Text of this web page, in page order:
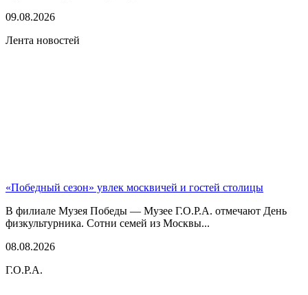
09.08.2026
Лента новостей
«Победный сезон» увлек москвичей и гостей столицы
В филиале Музея Победы — Музее Г.О.Р.А. отмечают День
физкультурника. Сотни семей из Москвы...
08.08.2026
Г.О.Р.А.